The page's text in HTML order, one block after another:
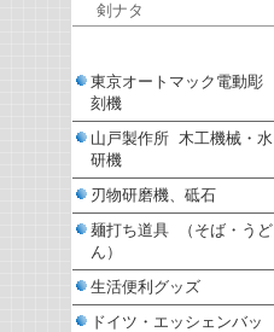
剣ナタ
東京オートマック電動彫
刻機
山戸製作所 木工機械・水
研機
刃物研磨機、砥石
麺打ち道具 （そば・うど
ん）
生活便利グッズ
ドイツ・エッシェンバッ